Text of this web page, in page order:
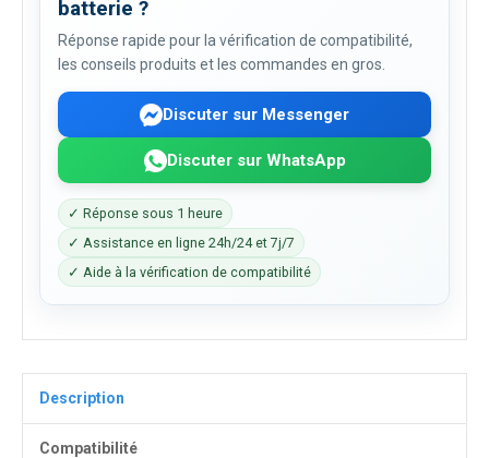
batterie ?
Réponse rapide pour la vérification de compatibilité,
les conseils produits et les commandes en gros.
Discuter sur Messenger
Discuter sur WhatsApp
✓ Réponse sous 1 heure
✓ Assistance en ligne 24h/24 et 7j/7
✓ Aide à la vérification de compatibilité
Description
Compatibilité